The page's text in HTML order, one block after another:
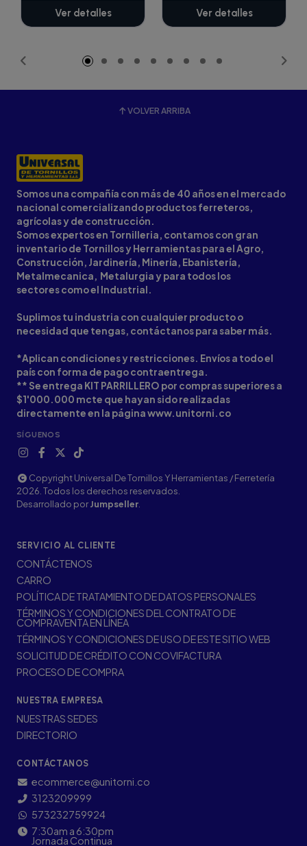
Ver detalles Ver detalles
VOLVER ARRIBA
Somos una compañía con más de 40 años en el mercado
nacional comercializando productos ferreteros,
agrícolas y de construcción.
Somos expertos en Tornilleria, contamos con gran
inventario de Tornillos y Herramientas para el Agro,
Construcción, Jardinería, Minería, Ebanistería,
Metalmecanica, Metalurgia y para todos los
sectores como el Industrial.
Suplimos tu industria con cualquier producto o
necesidad que tengas, contáctanos para saber más.
*Aplican condiciones y restricciones. Envíos a todo el
país con forma de pago contraentrega.
** Se entrega KIT PARRILLERO por compras superiores a
$1'000.000 mcte que hayan sido realizadas
directamente en la página www.unitorni.co
SÍGUENOS
Copyright Universal De Tornillos Y Herramientas / Ferretería
2026. Todos los derechos reservados.
Desarrollado porJumpseller
SERVICIO AL CLIENTE
CONTÁCTENOS
CARRO
POLÍTICA DE TRATAMIENTO DE DATOS PERSONALES
TÉRMINOS Y CONDICIONES DEL CONTRATO DE
COMPRAVENTA EN LÍNEA
TÉRMINOS Y CONDICIONES DE USO DE ESTE SITIO WEB
SOLICITUD DE CRÉDITO CON COVIFACTURA
PROCESO DE COMPRA
NUESTRA EMPRESA
NUESTRAS SEDES
DIRECTORIO
CONTÁCTANOS
ecommerce@unitorni.co
3123209999
573232759924
7:30am a 6:30pm
Jornada Continua